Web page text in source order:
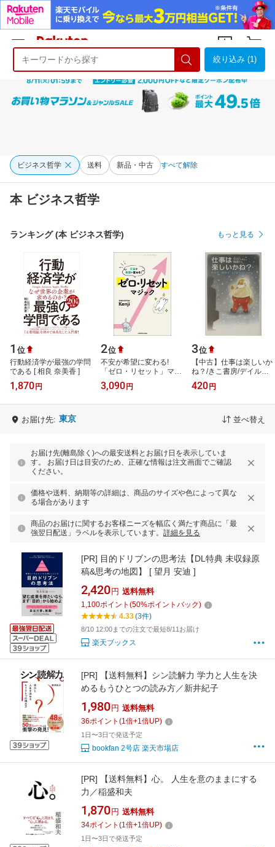
ようこそ 楽天市場へ ログイン
絞り込み (1)
ビジネス哲学 送料 新品・中古 すべて解除
本 ビジネス哲学
ランキング (本 ビジネス哲学) もっと見る
1 位
行動経済学が最強の学問
である [ 相良 奈美香 ]
1,870 円
2位
不安が希望に変わる!
「ゼロ・リセット」マジ
ック
3,090 円
3位
【中古】仕事は楽しいか
ね？/きこ書房/デイル・
ド-テン（単行本）
420 円
お届け先: 東京 並べ替え
お届け先(離島除く)への最安送料とお届け日を表示していま
す。 お届け日は目安のため、正確な情報は注文画面でご確認
ください。
価格や送料、納期等の詳細は、商品のサイズや色によって異な
る場合があります
商品のお届けに関するお客様ニーズを幅広く満たす商品に「最
強翌日配送」ラベルを表示しています。 詳細を見る
[PR] 目的ドリブンの思考法【DL特典 未収録原
稿&思考の地図】 [ 望月 安迪 ]
2,420 円 送料無料
1,100ポイント (50%ポイントバック)
4.33(3件)
8/10 12:00までの注文で最短8/11お届け
楽天ブックス
[PR]
【送料無料】シン読解力 学力と人生を決
めるもうひとつの読み方／新井紀子
1,980 円 送料無料
36ポイント (1倍+1倍UP)
1日〜3日で発送予定
bookfan 2号店 楽天市場店
[PR]
【送料無料】心。 人生を意のままにする
力／稲盛和夫
1,870 円 送料無料
34ポイント (1倍+1倍UP)
1日〜3日で発送予定